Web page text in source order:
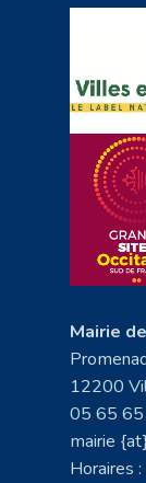
Mairie
12200
05 65
mairie
Horaires